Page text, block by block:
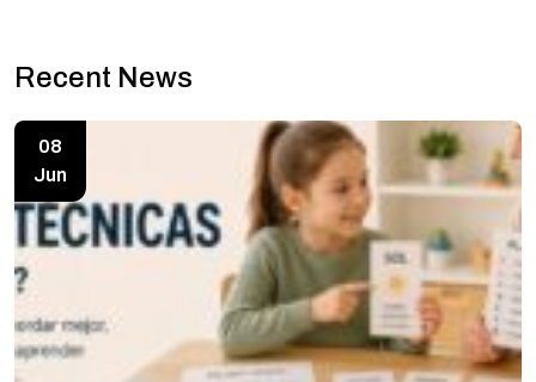
Recent News
08
Jun